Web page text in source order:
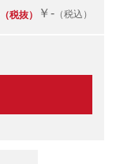
（税抜） ￥- （税込）